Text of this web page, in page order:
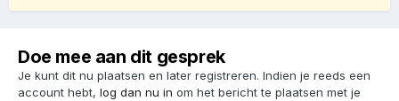
Doe mee aan dit gesprek
Je kunt dit nu plaatsen en later registreren. Indien je reeds een
account hebt, log dan nu in om het bericht te plaatsen met je